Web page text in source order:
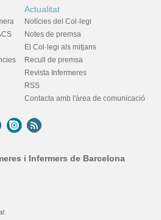
Actualitat
Notícies del Col·legi
Notes de premsa
El Col·legi als mitjans
Recull de premsa
Revista Infermeres
RSS
Contacta amb l'àrea de comunicació
i Infermers de Barcelona